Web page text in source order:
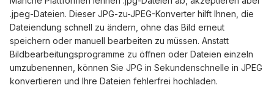
.jpeg-Dateien. Dieser JPG-zu-JPEG-Konverter hilft Ihnen, die
Dateiendung schnell zu ändern, ohne das Bild erneut
speichern oder manuell bearbeiten zu müssen. Anstatt
Bildbearbeitungsprogramme zu öffnen oder Dateien einzeln
umzubenennen, können Sie JPG in Sekundenschnelle in JPEG
konvertieren und Ihre Dateien fehlerfrei hochladen.